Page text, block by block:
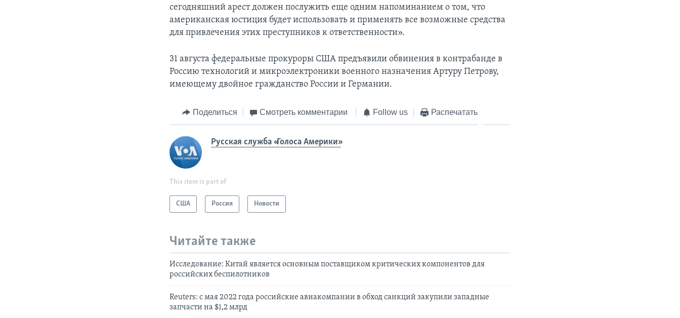
сегодняшний арест должен послужить еще одним напоминанием о том, что
американская юстиция будет использовать и применять все возможные средства
для привлечения этих преступников к ответственности».
31 августа федеральные прокуроры США предъявили обвинения в контрабанде в
Россию технологий и микроэлектроники военного назначения Артуру Петрову,
имеющему двойное гражданство России и Германии.
Поделиться Смотреть комментарии Follow us Распечатать
Русская служба «Голоса Америки»
This item is part of
США Россия Новости
Читайте также
Исследование: Китай является основным поставщиком критических компонентов для
российских беспилотников
Reuters: c мая 2022 года российские авиакомпании в обход санкций закупили западные
запчасти на $1,2 млрд